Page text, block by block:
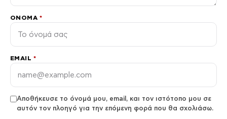
ΌΝΟΜΑ *
EMAIL *
Αποθήκευσε το όνομά μου, email, και τον ιστότοπο μου σε
αυτόν τον πλοηγό για την επόμενη φορά που θα σχολιάσω.